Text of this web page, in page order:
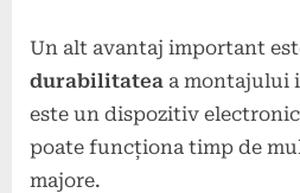
Un alt avantaj important
durabilitatea a montajului
este un dispozitiv
poate funcționa timp de
majore.